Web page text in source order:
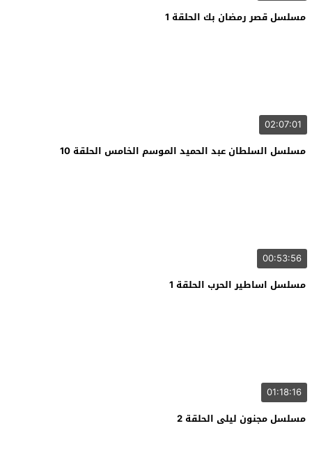
مسلسل قصر رمضان بك الحلقة 1
02:07:01
مسلسل السلطان عبد الحميد الموسم الخامس الحلقة 10
00:53:56
مسلسل اساطير الحرب الحلقة 1
01:18:16
مسلسل مجنون ليلى الحلقة 2